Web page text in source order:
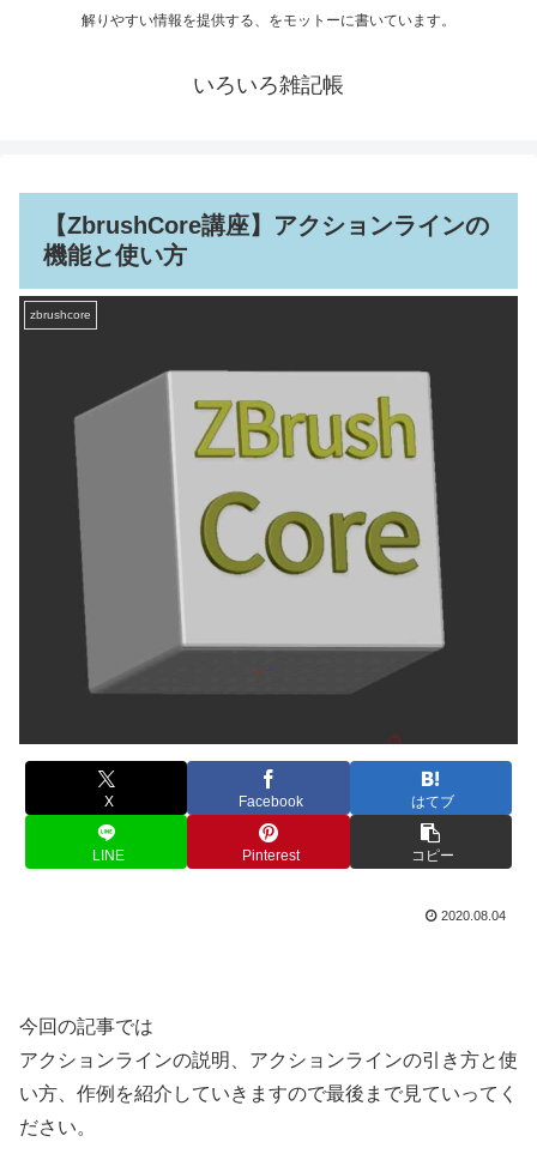
解りやすい情報を提供する、をモットーに書いています。
いろいろ雑記帳
【ZbrushCore講座】アクションラインの
機能と使い方
zbrushcore
X Facebook はてブ
LINE Pinterest コピー
2020.08.04
今回の記事では
アクションラインの説明、アクションラインの引き方と使
い方、作例を紹介していきますので最後まで見ていってく
ださい。